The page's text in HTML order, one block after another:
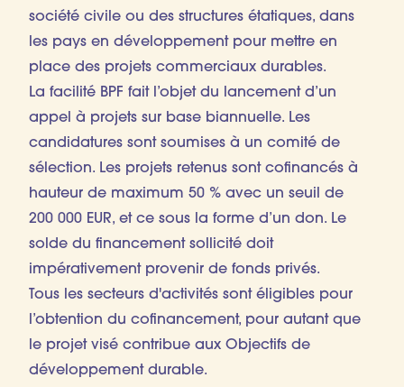
société civile ou des structures étatiques, dans
les pays en développement pour mettre en
place des projets commerciaux durables.
La facilité BPF fait l’objet du lancement d’un
appel à projets sur base biannuelle. Les
candidatures sont soumises à un comité de
sélection. Les projets retenus sont cofinancés à
hauteur de maximum 50 % avec un seuil de
200 000 EUR, et ce sous la forme d’un don. Le
solde du financement sollicité doit
impérativement provenir de fonds privés.
Tous les secteurs d'activités sont éligibles pour
l’obtention du cofinancement, pour autant que
le projet visé contribue aux Objectifs de
développement durable.